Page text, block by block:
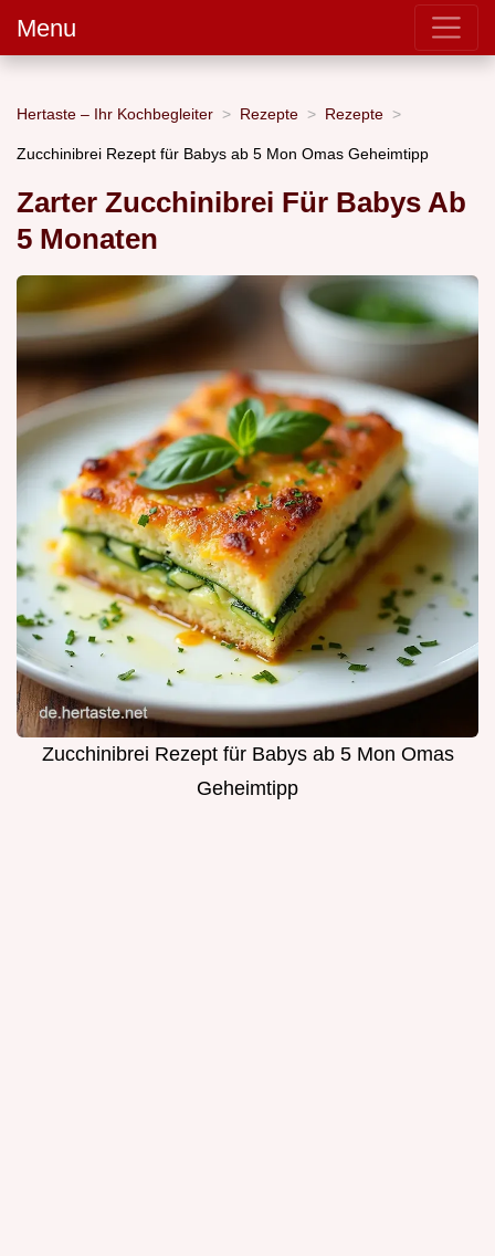
Menu
Hertaste – Ihr Kochbegleiter Rezepte Rezepte
Zucchinibrei Rezept für Babys ab 5 Mon Omas Geheimtipp
Zarter Zucchinibrei Für Babys Ab
5 Monaten
Zucchinibrei Rezept für Babys ab 5 Mon Omas
Geheimtipp